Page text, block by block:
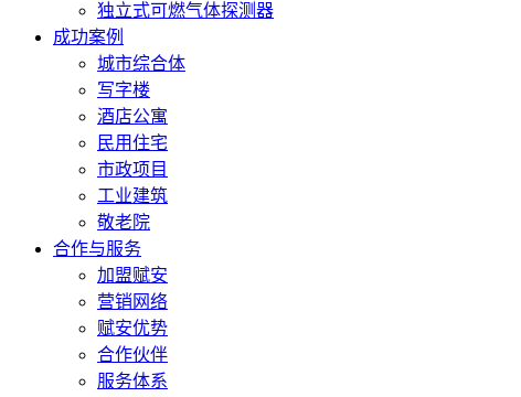
独立式可燃气体探测器
成功案例
城市综合体
写字楼
酒店公寓
民用住宅
市政项目
工业建筑
敬老院
合作与服务
加盟赋安
营销网络
赋安优势
合作伙伴
服务体系